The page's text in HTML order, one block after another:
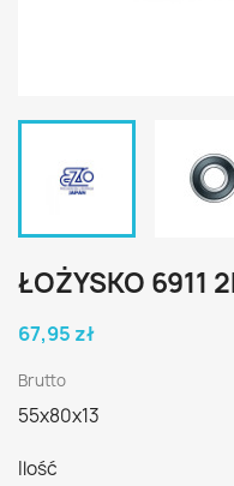
ŁOŻYSKO 6911
67,95 zł
Brutto
55x80x13
Ilość